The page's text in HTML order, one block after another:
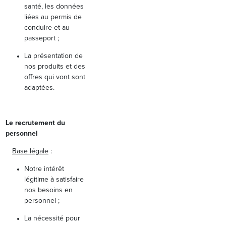
santé, les données
liées au permis de
conduire et au
passeport ;
La présentation de
nos produits et des
offres qui vont sont
adaptées.
Le recrutement du
personnel
Base légale:
Notre intérêt
légitime à satisfaire
nos besoins en
personnel ;
La nécessité pour